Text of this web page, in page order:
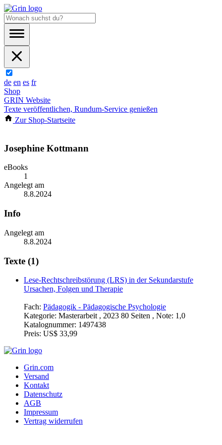
de en es fr
Shop
GRIN Website
Texte veröffentlichen, Rundum-Service genießen
Zur Shop-Startseite
Josephine Kottmann
eBooks
1
Angelegt am
8.8.2024
Info
Angelegt am
8.8.2024
Texte (1)
Lese-Rechtschreibstörung (LRS) in der Sekundarstufe
Ursachen, Folgen und Therapie
Fach: Pädagogik - Pädagogische Psychologie
Kategorie: Masterarbeit , 2023 80 Seiten , Note: 1,0
Katalognummer: 1497438
Preis: US$ 33,99
Grin.com
Versand
Kontakt
Datenschutz
AGB
Impressum
Vertrag widerrufen